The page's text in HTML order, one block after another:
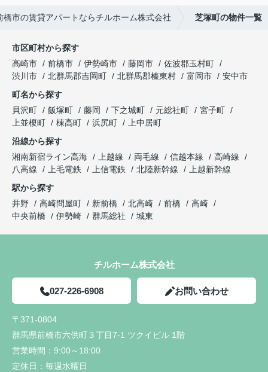
橋市の賃貸アパートならチルホーム株式会社 芝塚町の物件一覧
市区町村から探す
高崎市
前橋市 伊勢崎市 藤岡市
佐波郡玉村町
渋川市
北群馬郡吉岡町 北群馬郡榛東村 富岡市
安中市
町名から探す
貝沢町
飯塚町 藤岡 下之城町 元総社町
宮子町
上並榎町
棟高町 浜尻町
上中居町
沿線から探す
湘南新宿ライン高海
上越線 両毛線 信越本線
高崎線
八高線
上毛電鉄 上信電鉄 北陸新幹線
上越新幹線
駅から探す
井野
高崎問屋町 新前橋 北高崎 前橋
高崎
中央前橋
伊勢崎 群馬総社 城東
チルホーム株式会社
027-226-6908 お問い合わせ
〒371-0804
群馬県前橋市六供町３丁目7-1 ツクイビル 1階
営業時間： 9:00～18:00
定休日： 毎週水曜日